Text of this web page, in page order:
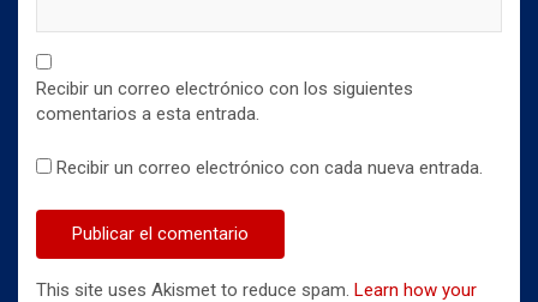
Recibir un correo electrónico con los siguientes
comentarios a esta entrada.
Recibir un correo electrónico con cada nueva entrada.
This site uses Akismet to reduce spam. Learn how your